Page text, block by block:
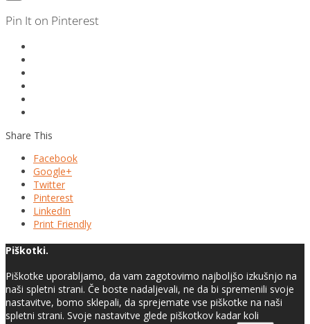
Pin It on Pinterest
Share This
Facebook
Google+
Twitter
Pinterest
LinkedIn
Print Friendly
Piškotki.
Piškotke uporabljamo, da vam zagotovimo najboljšo izkušnjo na
naši spletni strani. Če boste nadaljevali, ne da bi spremenili svoje
nastavitve, bomo sklepali, da sprejemate vse piškotke na naši
spletni strani. Svoje nastavitve glede piškotkov kadar koli